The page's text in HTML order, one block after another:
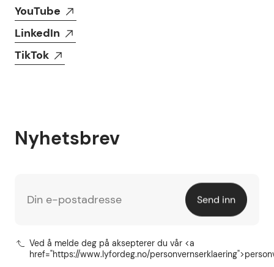
YouTube
LinkedIn
TikTok
Nyhetsbrev
Din e-postadresse Send inn
Ved å melde deg på aksepterer du vår <a
href="https://www.lyfordeg.no/